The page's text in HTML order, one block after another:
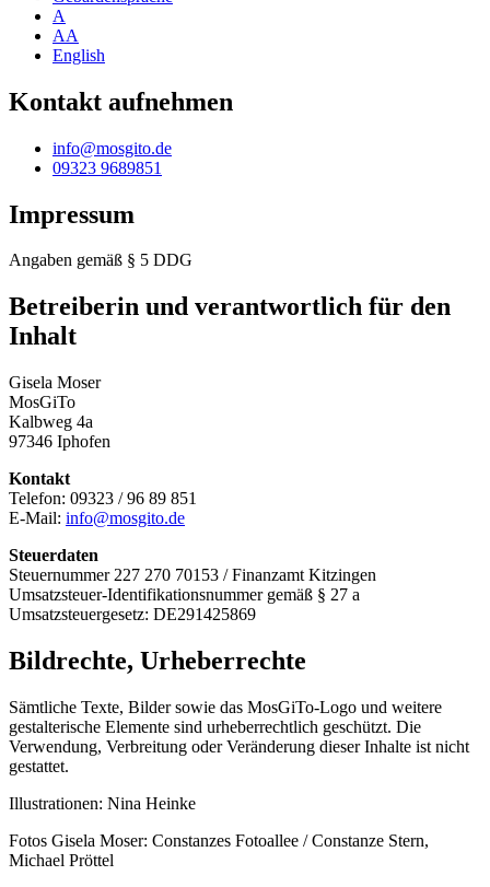
A
AA
English
Kontakt aufnehmen
info@mosgito.de
09323 9689851
Impressum
Angaben gemäß § 5 DDG
Betreiberin und verantwortlich für den
Inhalt
Gisela Moser
MosGiTo
Kalbweg 4a
97346 Iphofen
Kontakt
Telefon: 09323 / 96 89 851
E-Mail: info@mosgito.de
Steuerdaten
Steuernummer 227 270 70153 / Finanzamt Kitzingen
Umsatzsteuer-Identifikationsnummer gemäß § 27 a
Umsatzsteuergesetz: DE291425869
Bildrechte, Urheberrechte
Sämtliche Texte, Bilder sowie das MosGiTo-Logo und weitere
gestalterische Elemente sind urheberrechtlich geschützt. Die
Verwendung, Verbreitung oder Veränderung dieser Inhalte ist nicht
gestattet.
Illustrationen: Nina Heinke
Fotos Gisela Moser: Constanzes Fotoallee / Constanze Stern,
Michael Pröttel